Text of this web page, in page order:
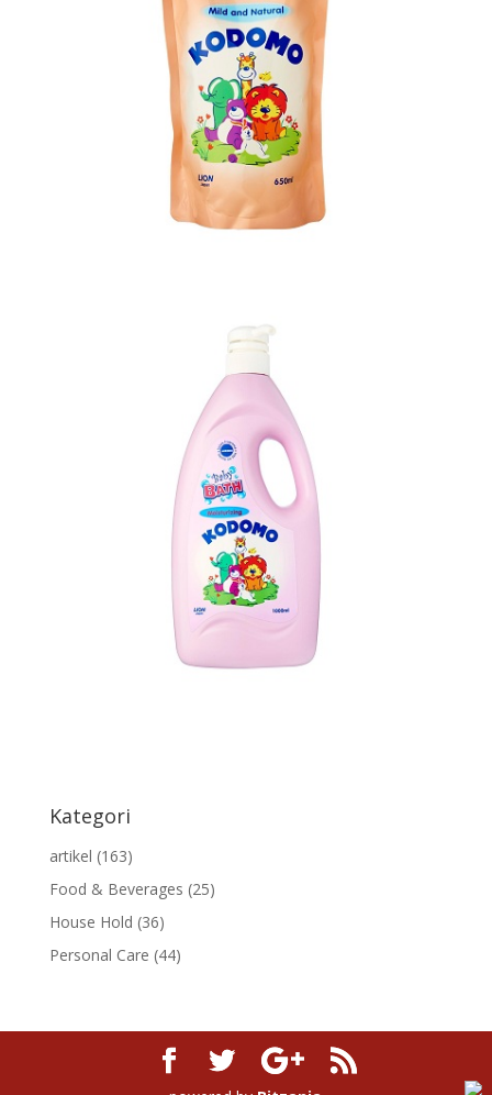
Kategori
artikel (163)
Food & Beverages (25)
House Hold (36)
Personal Care (44)